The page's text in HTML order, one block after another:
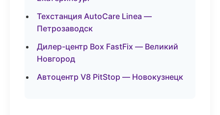
Техстанция AutoCare Linea —
Петрозаводск
Дилер-центр Box FastFix — Великий
Новгород
Автоцентр V8 PitStop — Новокузнецк